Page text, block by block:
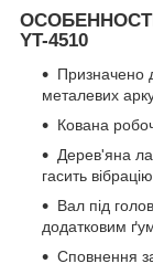
YT-4510
Призначено
металевих
Кована
Дерев'яна
гасить вібрацію
Вал під
додатковим
Сповнення